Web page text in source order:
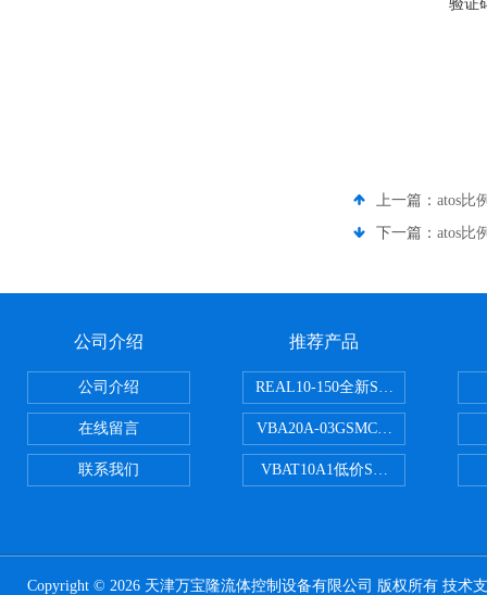
验证
上一篇： atos比
下一篇： atos比
公司介绍
公司介绍
在线留言
联系我们
推荐产品
REAL10-150全新SMC正弦无杆缸
VBA20A-03GSMC增压阀VBA-
VBAT10A1低价SMC储气罐VBAT
Copyright © 2026 天津万宝隆流体控制设备有限公司 版权所有 技术